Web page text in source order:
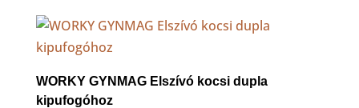
486,000 Ft.479,000 Ft.
WORKY GYNMAG Elszívó kocsi dupla
kipufogóhoz